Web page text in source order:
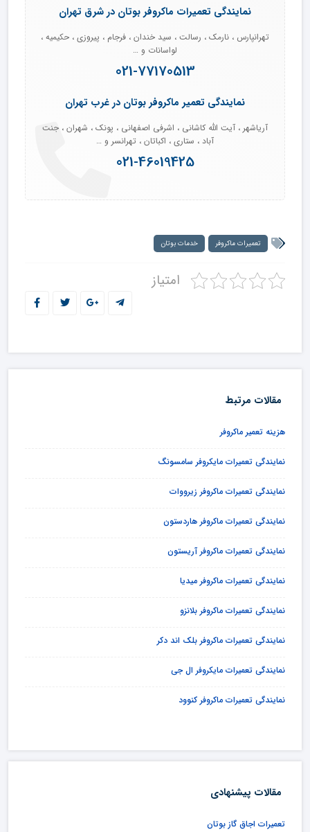
نمایندگی تعمیرات ماکروفر بوتان در شرق تهران
تهرانپارس ، نارمک ، رسالت ، سید خندان ، فرجام ، پیروزی ، حکیمیه ،
لواسانات و …
021-77170513
نمایندگی تعمیر ماکروفر بوتان در غرب تهران
آریاشهر ، آیت الله کاشانی ، اشرفی اصفهانی ، پونک ، شهران ، جنت
آباد ، ستاری ، اکباتان ، تهرانسر و …
021-46019425
تعمیرات ماکروفر خدمات بوتان
امتیاز
مقالات مرتبط
هزینه تعمیر ماکروفر
نمایندگی تعمیرات مایکروفر سامسونگ
نمایندگی تعمیرات ماکروفر زیرووات
نمایندگی تعمیرات ماکروفر هاردستون
نمایندگی تعمیرات ماکروفر آریستون
نمایندگی تعمیرات ماکروفر میدیا
نمایندگی تعمیرات ماکروفر بلانزو
نمایندگی تعمیرات ماکروفر بلک اند دکر
نمایندگی تعمیرات مایکروفر ال جی
نمایندگی تعمیرات ماکروفر کنوود
مقالات پیشنهادی
تعمیرات اجاق گاز بوتان